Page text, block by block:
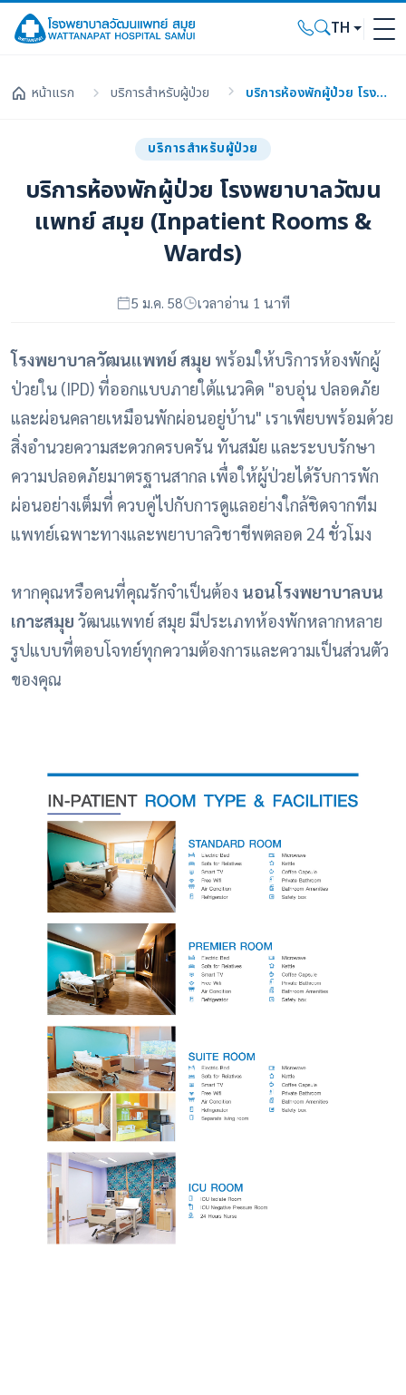
TH
หน้าแรก บริการสำหรับผู้ป่วย บริการห้องพักผู้ป่วย โรงพยาบาลวัฒนแพทย์ สมุย (Inpatient Rooms & Wards)
บริการสำหรับผู้ป่วย
บริการห้องพักผู้ป่วย โรงพยาบาลวัฒน
แพทย์ สมุย (Inpatient Rooms &
Wards)
5 ม.ค. 58 เวลาอ่าน 1 นาที
โรงพยาบาลวัฒนแพทย์ สมุย พร้อมให้บริการห้องพักผู้
ป่วยใน (IPD) ที่ออกแบบภายใต้แนวคิด "อบอุ่น ปลอดภัย
และผ่อนคลายเหมือนพักผ่อนอยู่บ้าน" เราเพียบพร้อมด้วย
สิ่งอำนวยความสะดวกครบครัน ทันสมัย และระบบรักษา
ความปลอดภัยมาตรฐานสากล เพื่อให้ผู้ป่วยได้รับการพัก
ผ่อนอย่างเต็มที่ ควบคู่ไปกับการดูแลอย่างใกล้ชิดจากทีม
แพทย์เฉพาะทางและพยาบาลวิชาชีพตลอด 24 ชั่วโมง
หากคุณหรือคนที่คุณรักจำเป็นต้อง นอนโรงพยาบาลบน
เกาะสมุย วัฒนแพทย์ สมุย มีประเภทห้องพักหลากหลาย
รูปแบบที่ตอบโจทย์ทุกความต้องการและความเป็นส่วนตัว
ของคุณ